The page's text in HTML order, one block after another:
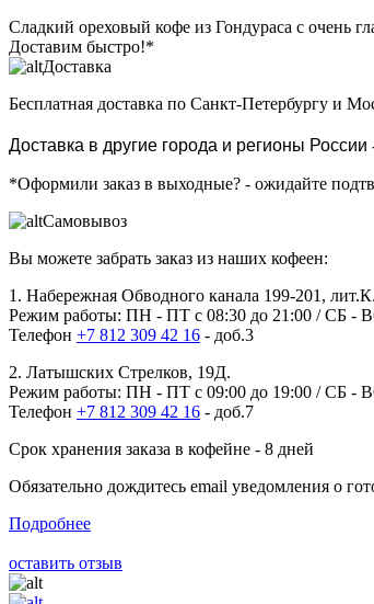
Сладкий ореховый кофе из Гондураса с очень
Доставим быстро!*
Доставка
Бесплатная доставка по Санкт-Петербургу и
Доставка в другие города и регионы России
*Оформили заказ в выходные? - ожидайте
Самовывоз
Вы можете забрать заказ из наших кофеен:
1. Набережная Обводного канала 199-201, лит.К.
Режим работы: ПН - ПТ с 08:30 до 21:00 / СБ -
Телефон +7 812 309 42 16 - доб.3
2. Латышских Стрелков, 19Д.
Режим работы: ПН - ПТ с 09:00 до 19:00 / СБ -
Телефон +7 812 309 42 16 - доб.7
Срок хранения заказа в кофейне - 8 дней
Обязательно дождитесь email уведомления о
Подробнее
оставить отзыв